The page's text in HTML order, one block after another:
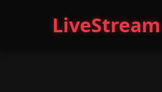
LiveStream